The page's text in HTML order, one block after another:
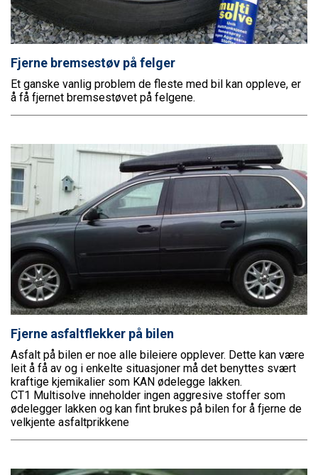
Fjerne bremsestøv på felger
Et ganske vanlig problem de fleste med bil kan oppleve, er
å få fjernet bremsestøvet på felgene.
Fjerne asfaltflekker på bilen
Asfalt på bilen er noe alle bileiere opplever. Dette kan være
leit å få av og i enkelte situasjoner må det benyttes svært
kraftige kjemikalier som KAN ødelegge lakken.
CT1 Multisolve inneholder ingen aggresive stoffer som
ødelegger lakken og kan fint brukes på bilen for å fjerne de
velkjente asfaltprikkene